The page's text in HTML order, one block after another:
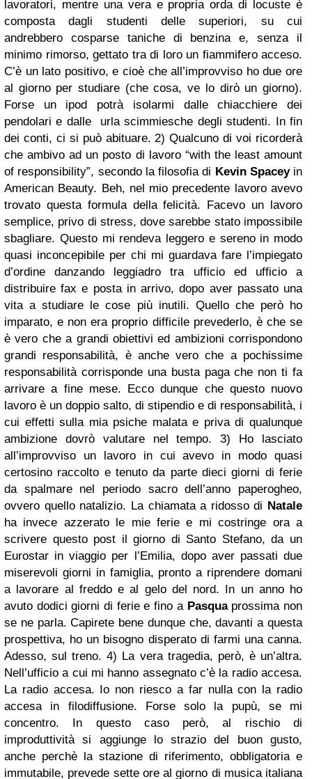
lavoratori, mentre una vera e propria orda di locuste è
composta dagli studenti delle superiori, su cui
andrebbero cosparse taniche di benzina e, senza il
minimo rimorso, gettato tra di loro un fiammifero acceso.
C’è un lato positivo, e cioè che all’improvviso ho due ore
al giorno per studiare (che cosa, ve lo dirò un giorno).
Forse un ipod potrà isolarmi dalle chiacchiere dei
pendolari e dalle urla scimmiesche degli studenti. In fin
dei conti, ci si può abituare. 2) Qualcuno di voi ricorderà
che ambivo ad un posto di lavoro “with the least amount
of responsibility”, secondo la filosofia di Kevin Spaceyin
American Beauty. Beh, nel mio precedente lavoro avevo
trovato questa formula della felicità. Facevo un lavoro
semplice, privo di stress, dove sarebbe stato impossibile
sbagliare. Questo mi rendeva leggero e sereno in modo
quasi inconcepibile per chi mi guardava fare l’impiegato
d’ordine danzando leggiadro tra ufficio ed ufficio a
distribuire fax e posta in arrivo, dopo aver passato una
vita a studiare le cose più inutili. Quello che però ho
imparato, e non era proprio difficile prevederlo, è che se
è vero che a grandi obiettivi ed ambizioni corrispondono
grandi responsabilità, è anche vero che a pochissime
responsabilità corrisponde una busta paga che non ti fa
arrivare a fine mese. Ecco dunque che questo nuovo
lavoro è un doppio salto, di stipendio e di responsabilità, i
cui effetti sulla mia psiche malata e priva di qualunque
ambizione dovrò valutare nel tempo. 3) Ho lasciato
all’improvviso un lavoro in cui avevo in modo quasi
certosino raccolto e tenuto da parte dieci giorni di ferie
da spalmare nel periodo sacro dell’anno paperogheo,
ovvero quello natalizio. La chiamata a ridosso di Natale
ha invece azzerato le mie ferie e mi costringe ora a
scrivere questo post il giorno di Santo Stefano, da un
Eurostar in viaggio per l’Emilia, dopo aver passati due
miserevoli giorni in famiglia, pronto a riprendere domani
a lavorare al freddo e al gelo del nord. In un anno ho
avuto dodici giorni di ferie e fino a Pasquaprossima non
se ne parla. Capirete bene dunque che, davanti a questa
prospettiva, ho un bisogno disperato di farmi una canna.
Adesso, sul treno. 4) La vera tragedia, però, è un’altra.
Nell’ufficio a cui mi hanno assegnato c’è la radio accesa.
La radio accesa. Io non riesco a far nulla con la radio
accesa in filodiffusione. Forse solo la pupù, se mi
concentro. In questo caso però, al rischio di
improduttività si aggiunge lo strazio del buon gusto,
anche perchè la stazione di riferimento, obbligatoria e
immutabile, prevede sette ore al giorno di musica italiana